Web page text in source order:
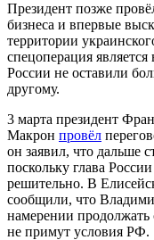
Президент позже
бизнеса и впервые
территории
спецоперация
России не оставили
другому.
3 марта президент
Макрон провёл
он заявил, что дальше
поскольку глава
решительно. В
сообщили, что
намерении
не примут условия РФ.